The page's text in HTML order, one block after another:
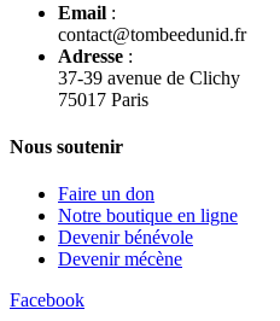
Email :
contact@tombeedunid.fr
Adresse :
37-39 avenue de Clichy
75017 Paris
Nous soutenir
Faire un don
Notre boutique en ligne
Devenir bénévole
Devenir mécène
Facebook